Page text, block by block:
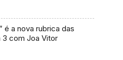
é a nova rubrica das
3 com Joa Vitor